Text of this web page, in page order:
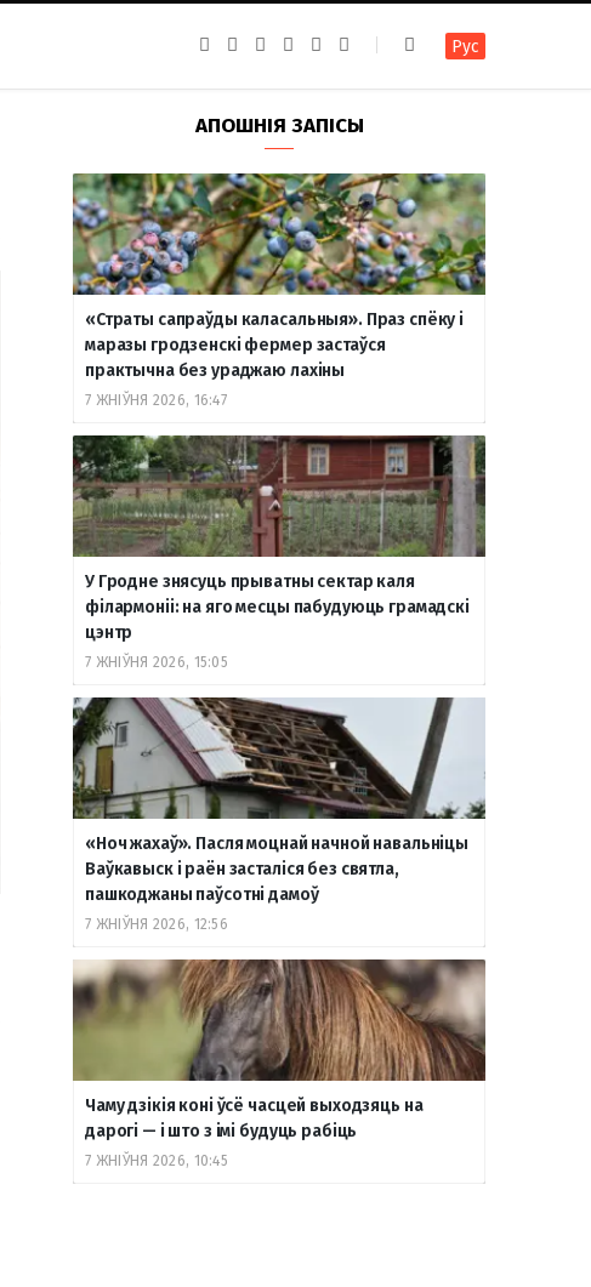
b
o
k
a
g
a
m
g
r
a
m
u
b
т
а
т
е
Рус
АПОШНІЯ ЗАПІСЫ
«Страты сапраўды каласальныя». Праз спёку і
маразы гродзенскі фермер застаўся
практычна без ураджаю лахіны
7 ЖНІЎНЯ 2026, 16:47
У Гродне знясуць прыватны сектар каля
філармоніі: на яго месцы пабудуюць грамадскі
цэнтр
7 ЖНІЎНЯ 2026, 15:05
«Ноч жахаў». Пасля моцнай начной навальніцы
Ваўкавыск і раён засталіся без святла,
пашкоджаны паўсотні дамоў
7 ЖНІЎНЯ 2026, 12:56
Чаму дзікія коні ўсё часцей выходзяць на
дарогі — і што з імі будуць рабіць
7 ЖНІЎНЯ 2026, 10:45